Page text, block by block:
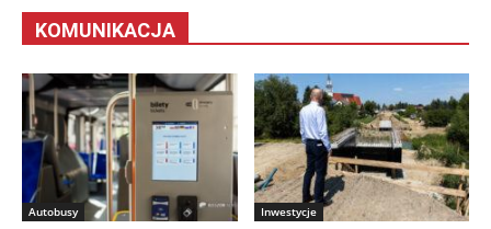
KOMUNIKACJA
Autobusy Inwestycje